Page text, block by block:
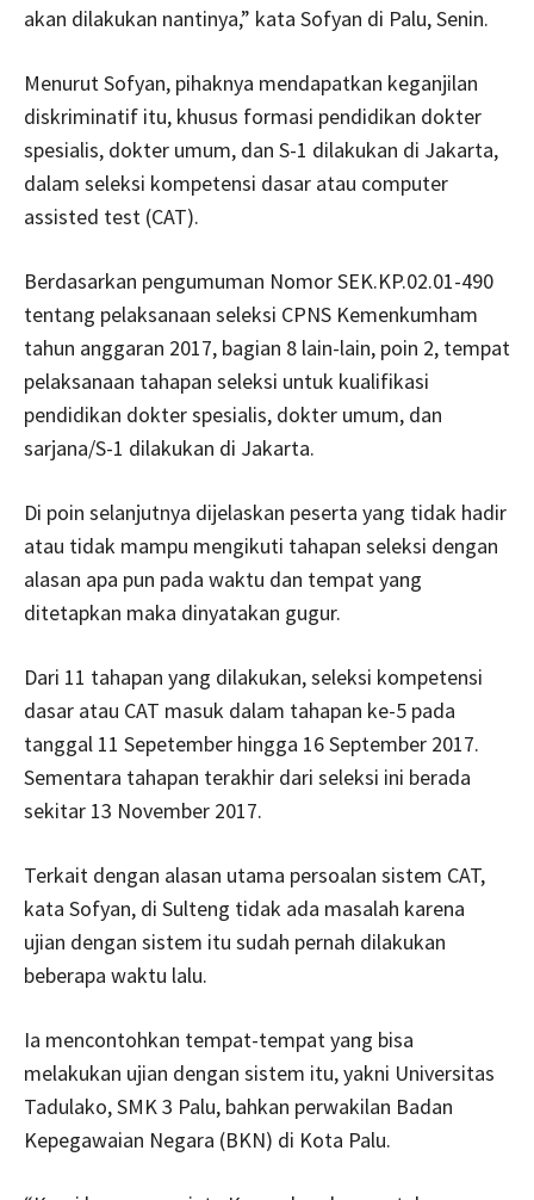
akan dilakukan nantinya,” kata Sofyan di Palu, Senin.
Menurut Sofyan, pihaknya mendapatkan keganjilan
diskriminatif itu, khusus formasi pendidikan dokter
spesialis, dokter umum, dan S-1 dilakukan di Jakarta,
dalam seleksi kompetensi dasar atau computer
assisted test (CAT).
Berdasarkan pengumuman Nomor SEK.KP.02.01-490
tentang pelaksanaan seleksi CPNS Kemenkumham
tahun anggaran 2017, bagian 8 lain-lain, poin 2, tempat
pelaksanaan tahapan seleksi untuk kualifikasi
pendidikan dokter spesialis, dokter umum, dan
sarjana/S-1 dilakukan di Jakarta.
Di poin selanjutnya dijelaskan peserta yang tidak hadir
atau tidak mampu mengikuti tahapan seleksi dengan
alasan apa pun pada waktu dan tempat yang
ditetapkan maka dinyatakan gugur.
Dari 11 tahapan yang dilakukan, seleksi kompetensi
dasar atau CAT masuk dalam tahapan ke-5 pada
tanggal 11 Sepetember hingga 16 September 2017.
Sementara tahapan terakhir dari seleksi ini berada
sekitar 13 November 2017.
Terkait dengan alasan utama persoalan sistem CAT,
kata Sofyan, di Sulteng tidak ada masalah karena
ujian dengan sistem itu sudah pernah dilakukan
beberapa waktu lalu.
Ia mencontohkan tempat-tempat yang bisa
melakukan ujian dengan sistem itu, yakni Universitas
Tadulako, SMK 3 Palu, bahkan perwakilan Badan
Kepegawaian Negara (BKN) di Kota Palu.